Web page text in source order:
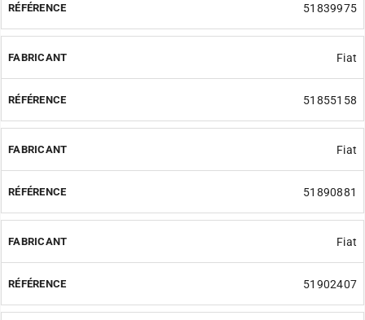
51839975
Fiat
51855158
Fiat
51890881
Fiat
51902407